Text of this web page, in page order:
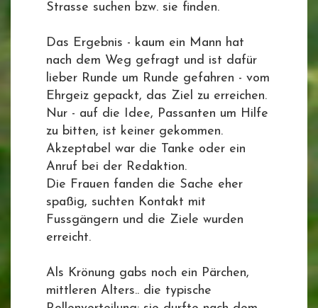
Strasse suchen bzw. sie finden.
Das Ergebnis - kaum ein Mann hat
nach dem Weg gefragt und ist dafür
lieber Runde um Runde gefahren - vom
Ehrgeiz gepackt, das Ziel zu erreichen.
Nur - auf die Idee, Passanten um Hilfe
zu bitten, ist keiner gekommen.
Akzeptabel war die Tanke oder ein
Anruf bei der Redaktion.
Die Frauen fanden die Sache eher
spaßig, suchten Kontakt mit
Fussgängern und die Ziele wurden
erreicht.
Als Krönung gabs noch ein Pärchen,
mittleren Alters.. die typische